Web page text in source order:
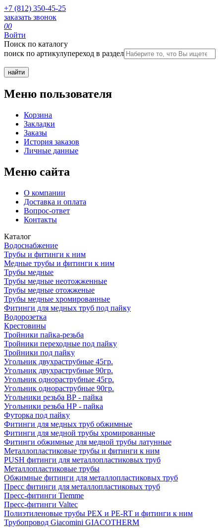
+7 (812) 350-45-25
заказать звонок
00
Войти
Поиск по каталогу
поиск по артикулупереход в раздел
Меню пользователя
Корзина
Закладки
Заказы
История заказов
Личные данные
Меню сайта
О компании
Доставка и оплата
Вопрос-ответ
Контакты
Каталог
Водоснабжение
Трубы и фитинги к ним
Медные трубы и фитинги к ним
Трубы медные
Трубы медные неотожженные
Трубы медные отожженые
Трубы медные хромированные
Фитинги для медных труб под пайку
Водорозетка
Крестовины
Тройники пайка-резьба
Тройники переходные под пайку
Тройники под пайку
Угольник двухраструбные 45гр.
Угольник двухраструбные 90гр.
Угольник однораструбные 45гр.
Угольник однораструбные 90гр.
Угольники резьба ВР - пайка
Угольники резьба НР - пайка
Футорка под пайку
Фитинги для медных труб обжимные
Фитинги для медной трубы хромированные
Фитинги обжимные для медной трубы латунные
Металлопластиковые трубы и фитинги к ним
PUSH фитинги для металлопластиковых труб
Металлопластиковые трубы
Обжимные фитинги для металлопластиковых труб
Пресс фитинги для металлопластиковых труб
Пресс-фитинги Tiemme
Пресс-фитинги Valtec
Полиэтиленовые трубы PEX и PE-RT и фитинги к ним
Трубопровод Giacomini GIACOTHERM